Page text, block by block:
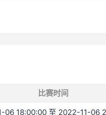
比赛时间
06 18:00:00 至 2022-11-06